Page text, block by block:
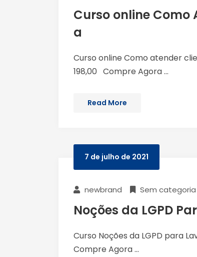
Curso online Como
a
Curso online Como atender
198,00 Compre Agora ...
Read More
7 de julho de 2021
newbrand Sem categoria
Noções da LGPD
Curso Noções da LGPD para
Compre Agora ...